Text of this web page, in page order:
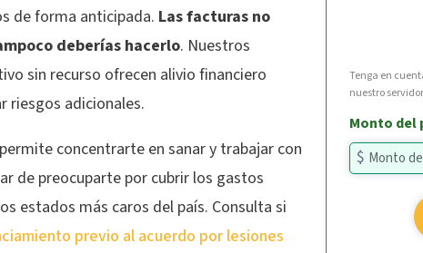
de forma anticipada. Las facturas no
deberías hacerlo. Nuestros
sin recurso ofrecen alivio financiero
riesgos adicionales.
concentrarte en sanar y trabajar con
de preocuparte por cubrir los gastos
estados más caros del país. Consulta si
previo al acuerdo por lesiones
Tenga en
nuestro
Monto del